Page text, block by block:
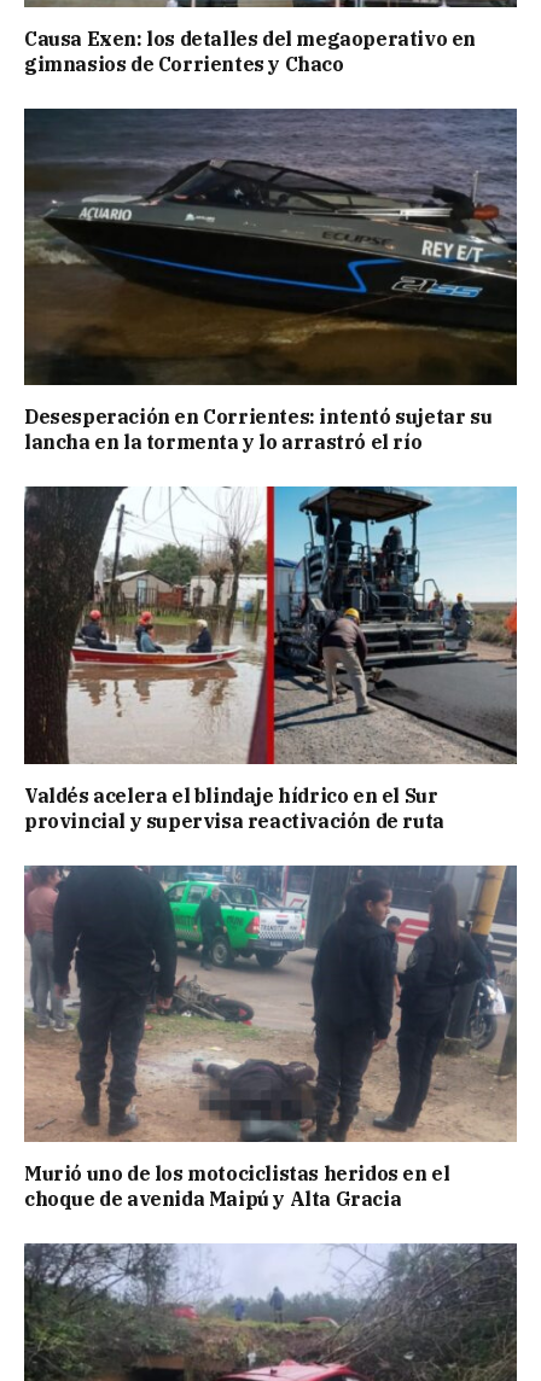
Causa Exen: los detalles del megaoperativo en
gimnasios de Corrientes y Chaco
Desesperación en Corrientes: intentó sujetar su
lancha en la tormenta y lo arrastró el río
Valdés acelera el blindaje hídrico en el Sur
provincial y supervisa reactivación de ruta
Murió uno de los motociclistas heridos en el
choque de avenida Maipú y Alta Gracia